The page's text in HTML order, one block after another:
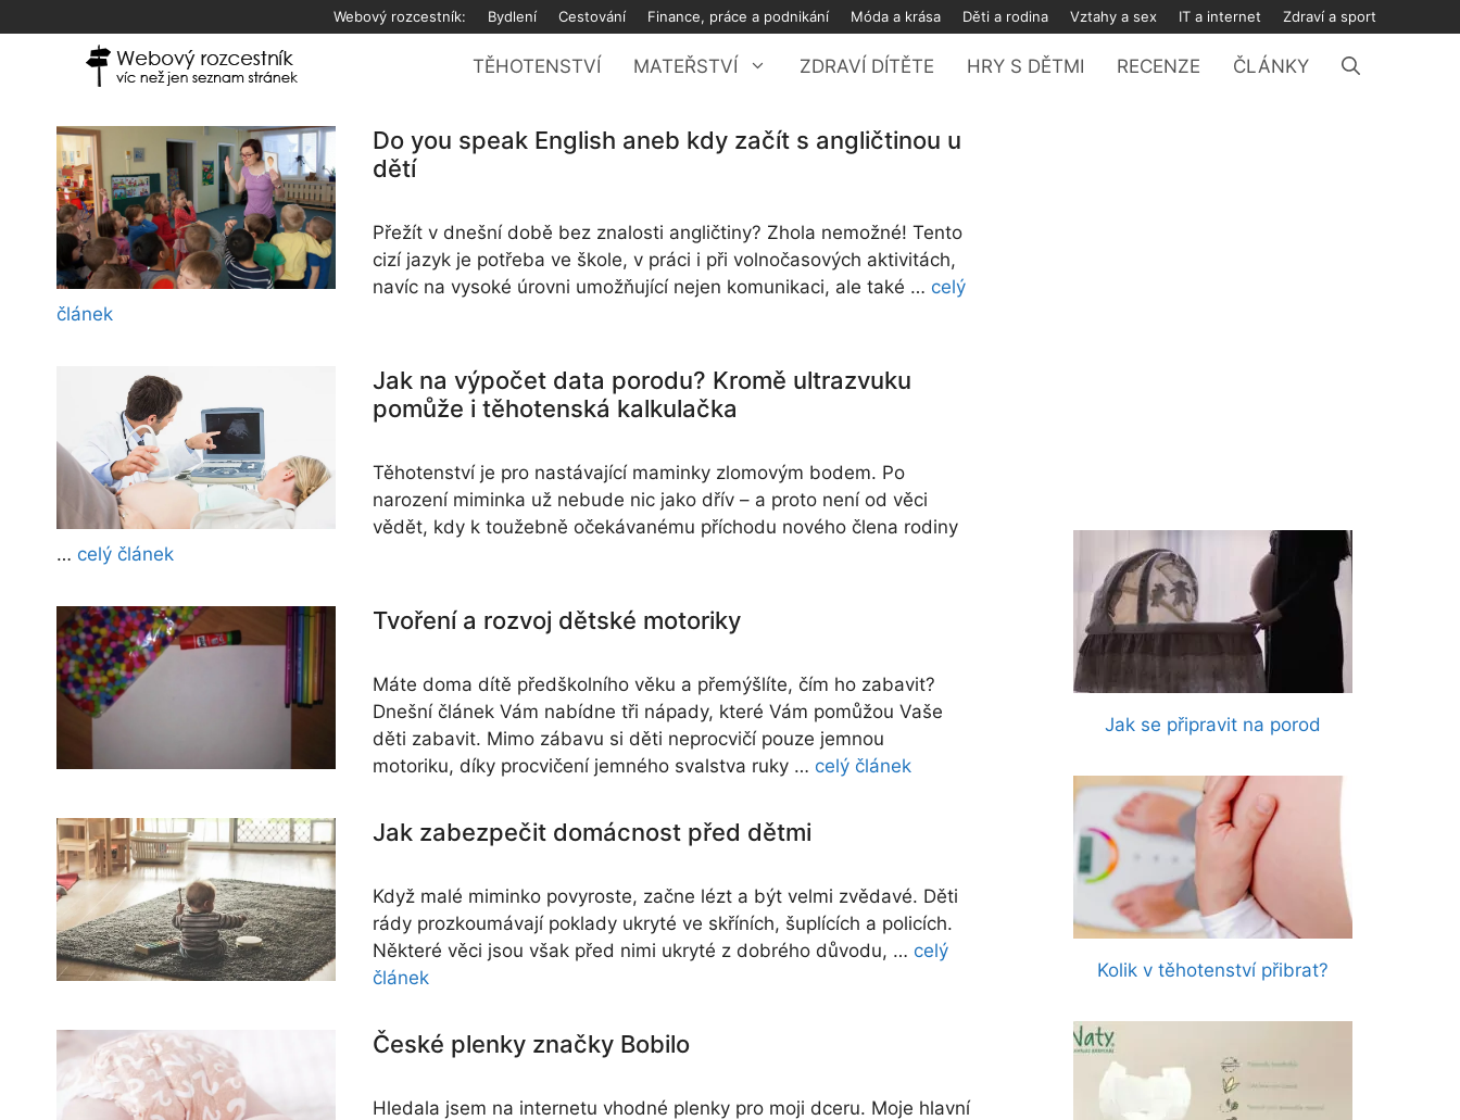
na
Webový rozcestník: Bydlení Cestování Finance, práce a podnikání Móda a krása Děti a rodina Vztahy a sex IT a internet Zdraví a sport
TĚHOTENSTVÍ MATEŘSTVÍ ZDRAVÍ DÍTĚTE HRY S DĚTMI RECENZE ČLÁNKY
Do you speak English aneb kdy začít s angličtinou u
dětí
Přežít v dnešní době bez znalosti angličtiny? Zhola nemožné! Tento
cizí jazyk je potřeba ve škole, v práci i při volnočasových aktivitách,
navíc na vysoké úrovni umožňující nejen komunikaci, ale také … celý
článek
Jak na výpočet data porodu? Kromě ultrazvuku
pomůže i těhotenská kalkulačka
Těhotenství je pro nastávající maminky zlomovým bodem. Po
narození miminka už nebude nic jako dřív – a proto není od věci
vědět, kdy k toužebně očekávanému příchodu nového člena rodiny
… celý článek
Tvoření a rozvoj dětské motoriky
Máte doma dítě předškolního věku a přemýšlíte, čím ho zabavit?
Dnešní článek Vám nabídne tři nápady, které Vám pomůžou Vaše
děti zabavit. Mimo zábavu si děti neprocvičí pouze jemnou
motoriku, díky procvičení jemného svalstva ruky … celý článek
Jak zabezpečit domácnost před dětmi
Když malé miminko povyroste, začne lézt a být velmi zvědavé. Děti
rády prozkoumávají poklady ukryté ve skříních, šuplících a policích.
Některé věci jsou však před nimi ukryté z dobrého důvodu, … celý
článek
České plenky značky Bobilo
Hledala jsem na internetu vhodné plenky pro moji dceru. Moje hlavní
Jak se připravit na porod
Kolik v těhotenství přibrat?